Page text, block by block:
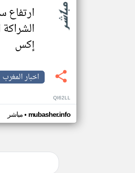
ارتفاع
إكس
اخبار المغرب
QI62LL
مباشر• mubasher.info